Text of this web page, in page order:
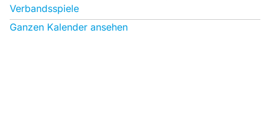
Verbandsspiele
Ganzen Kalender ansehen